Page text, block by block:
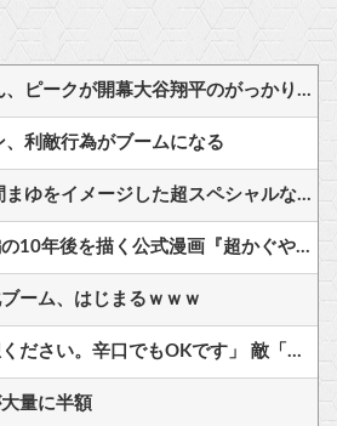
【悲報】 ニンダイさん、ピークが開幕大谷翔平のがっかりダイレクトだったと言われてしまう
、利敵行為がブームになる
【シンデレラ】 佐久間まゆをイメージした超スペシャルなネックレスが登場する件について
「超かぐや姫！」本編の10年後を描く公式漫画『超かぐやメシ！』、本日から連載開始！ かぐやが美味いメシを食べまくるスピンオフｗｗｗｗ
ーム、はじまるｗｗｗ
ゲーム作者ワイ「感想ください。辛口でもOKです」 敵「あれがだめ。これがだめ」
量に半額